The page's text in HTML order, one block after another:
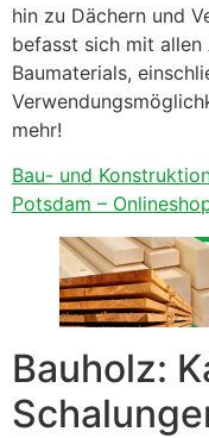
hin zu Dächern und
befasst sich mit
Baumaterials,
mehr!
Bau- und
Potsdam –
Bauholz: